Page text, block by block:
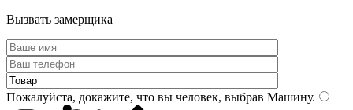
Вызвать замерщика
Пожалуйста, докажите, что вы человек, выбрав Машину.